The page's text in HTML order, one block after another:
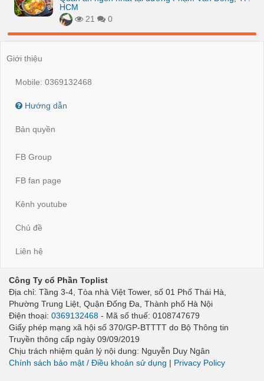
HCM
21
0
Giới thiệu
Mobile: 0369132468
Hướng dẫn
Bản quyền
FB Group
FB fan page
Kênh youtube
Chủ đề
Liên hệ
Công Ty cổ Phần Toplist
Địa chỉ: Tầng 3-4, Tòa nhà Việt Tower, số 01 Phố Thái Hà,
Phường Trung Liệt, Quận Đống Đa, Thành phố Hà Nội
Điện thoại: 0369132468 - Mã số thuế: 0108747679
Giấy phép mạng xã hội số 370/GP-BTTTT do Bộ Thông tin
Truyền thông cấp ngày 09/09/2019
Chịu trách nhiệm quản lý nội dung: Nguyễn Duy Ngân
Chính sách bảo mật / Điều khoản sử dụng | Privacy Policy